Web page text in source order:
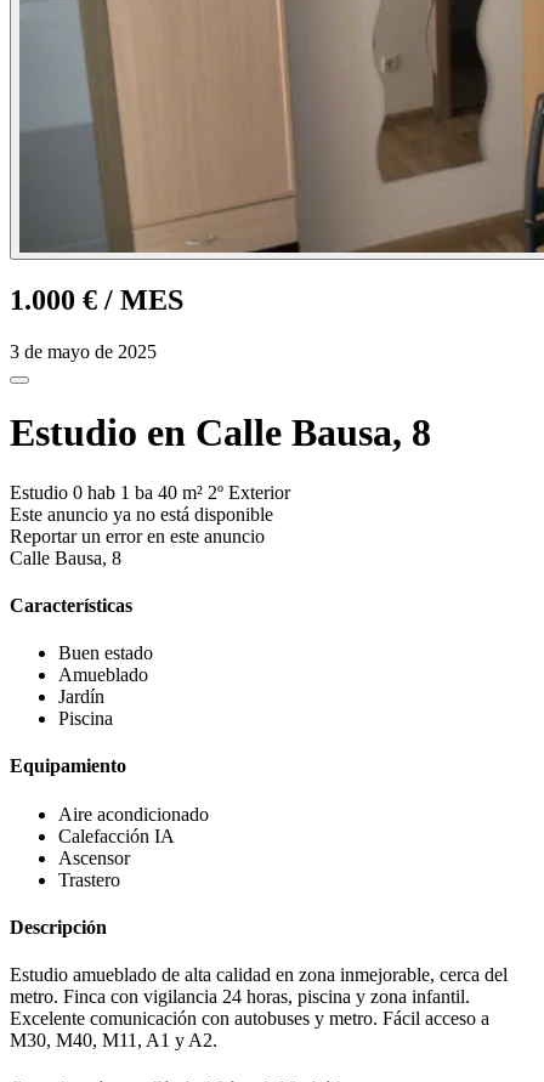
1.000 € / MES
3 de mayo de 2025
Estudio en Calle Bausa, 8
Estudio 0 hab 1 ba 40 m² 2º Exterior
Este anuncio ya no está disponible
Reportar un error en este anuncio
Calle Bausa, 8
Características
Buen estado
Amueblado
Jardín
Piscina
Equipamiento
Aire acondicionado
Calefacción IA
Ascensor
Trastero
Descripción
Estudio amueblado de alta calidad en zona inmejorable, cerca del
metro. Finca con vigilancia 24 horas, piscina y zona infantil.
Excelente comunicación con autobuses y metro. Fácil acceso a
M30, M40, M11, A1 y A2.